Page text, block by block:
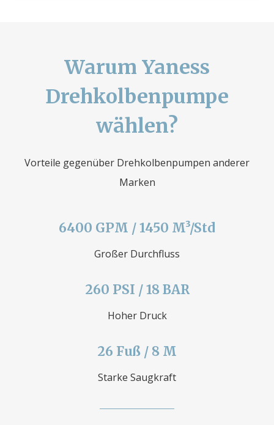
Warum Yaness
Drehkolbenpumpe
wählen?
Vorteile gegenüber Drehkolbenpumpen anderer
Marken
6400 GPM / 1450 M³/Std
Großer Durchfluss
260 PSI / 18 BAR
Hoher Druck
26 Fuß / 8 M
Starke Saugkraft